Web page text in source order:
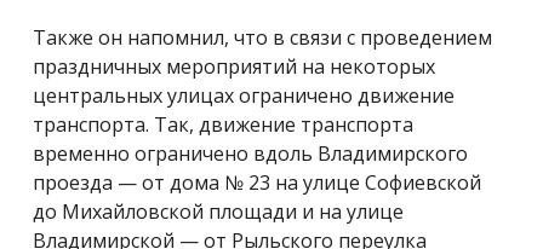
Также он напомнил, что в связи с проведением
праздничных мероприятий на некоторых
центральных улицах ограничено движение
транспорта. Так, движение транспорта
временно ограничено вдоль Владимирского
проезда — от дома № 23 на улице Софиевской
до Михайловской площади и на улице
Владимирской — от Рыльского переулка